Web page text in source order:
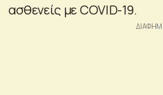
ασθενείς με COVID-19.